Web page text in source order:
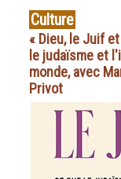
Culture
« Dieu, le Juif
le judaïsme et
monde, avec
Privot